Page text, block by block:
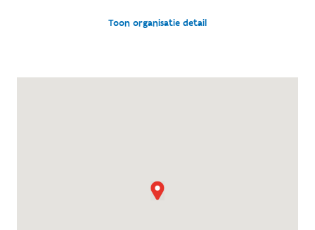
Toon organisatie detail